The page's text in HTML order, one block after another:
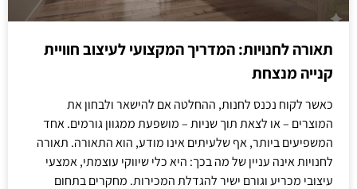
תאורה לחנויות: המדריך המקצועי לעיצוב חוויית
קנייה מנצחת
כאשר לקוח נכנס לחנות, ההחלטה אם להישאר ולבחון את
המוצרים – או לצאת תוך שניות – מושפעת ממגוון גורמים. אחד
המשפיעים ביותר, אף שלעיתים אינו מודע, הוא התאורה. תאורה
לחנויות אינה עניין של מה בכך: היא כלי שיווקי עוצמתי, אמצעי
עיצובי מכריע וגורם ישיר להגדלת המכירות. מחקרים בתחום